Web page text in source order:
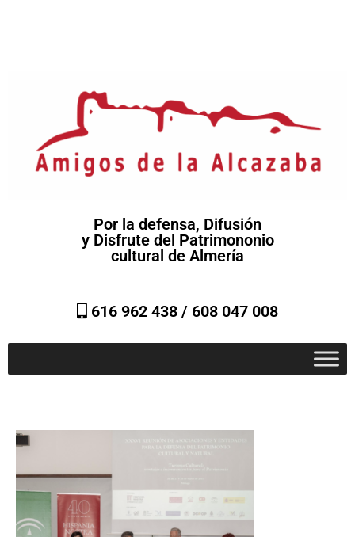
Por la defensa, Difusión
y Disfrute del Patrimononio
cultural de Almería
616 962 438 / 608 047 008